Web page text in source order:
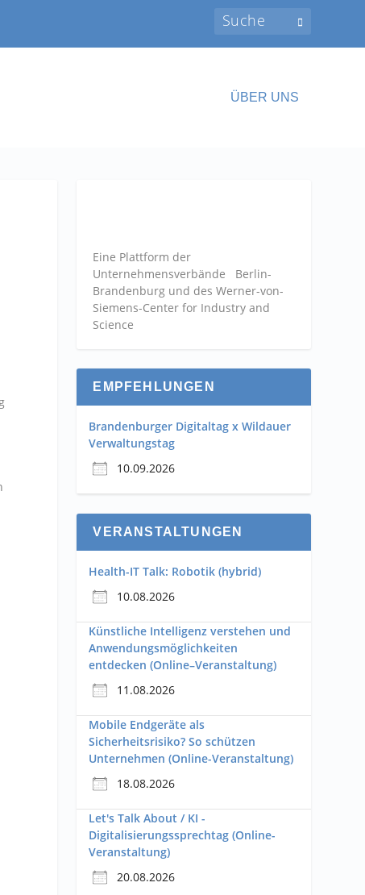
ÜBER UNS
Eine Plattform der
Unternehmensverbände Berlin-
Brandenburg und des Werner-von-
Siemens-Center for Industry and
Science
EMPFEHLUNGEN
Brandenburger Digitaltag x Wildauer
Verwaltungstag
10.09.2026
VERANSTALTUNGEN
Health-IT Talk: Robotik (hybrid)
10.08.2026
Künstliche Intelligenz verstehen und
Anwendungsmöglichkeiten
entdecken (Online–Veranstaltung)
11.08.2026
Mobile Endgeräte als
Sicherheitsrisiko? So schützen
Unternehmen (Online-Veranstaltung)
18.08.2026
Let's Talk About / KI -
Digitalisierungssprechtag (Online-
Veranstaltung)
20.08.2026